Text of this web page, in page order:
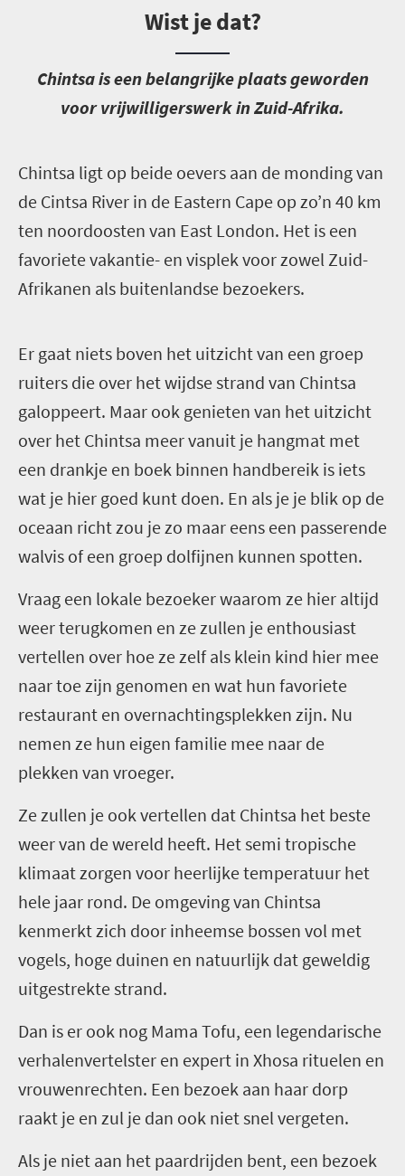
Wist je dat?
Chintsa is een belangrijke plaats geworden
voor vrijwilligerswerk in Zuid-Afrika.
Chintsa ligt op beide oevers aan de monding van
de Cintsa River in de Eastern Cape op zo’n 40 km
ten noordoosten van East London. Het is een
favoriete vakantie- en visplek voor zowel Zuid-
Afrikanen als buitenlandse bezoekers.
Er gaat niets boven het uitzicht van een groep
ruiters die over het wijdse strand van Chintsa
galoppeert. Maar ook genieten van het uitzicht
over het Chintsa meer vanuit je hangmat met
een drankje en boek binnen handbereik is iets
wat je hier goed kunt doen. En als je je blik op de
oceaan richt zou je zo maar eens een passerende
walvis of een groep dolfijnen kunnen spotten.
Vraag een lokale bezoeker waarom ze hier altijd
weer terugkomen en ze zullen je enthousiast
vertellen over hoe ze zelf als klein kind hier mee
naar toe zijn genomen en wat hun favoriete
restaurant en overnachtingsplekken zijn. Nu
nemen ze hun eigen familie mee naar de
plekken van vroeger.
Ze zullen je ook vertellen dat Chintsa het beste
weer van de wereld heeft. Het semi tropische
klimaat zorgen voor heerlijke temperatuur het
hele jaar rond. De omgeving van Chintsa
kenmerkt zich door inheemse bossen vol met
vogels, hoge duinen en natuurlijk dat geweldig
uitgestrekte strand.
Dan is er ook nog Mama Tofu, een legendarische
verhalenvertelster en expert in Xhosa rituelen en
vrouwenrechten. Een bezoek aan haar dorp
raakt je en zul je dan ook niet snel vergeten.
Als je niet aan het paardrijden bent, een bezoek